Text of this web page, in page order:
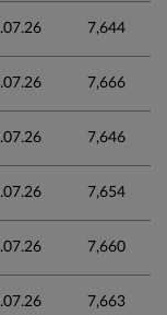
7,644
7,666
7,646
7,654
7,660
7,663